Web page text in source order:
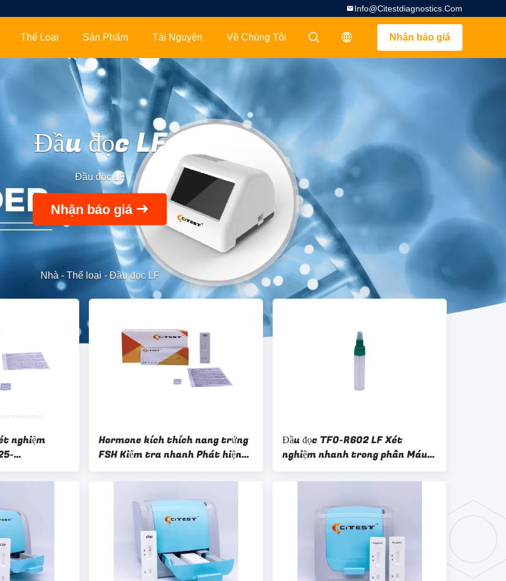
Info@citestdiagnostics.com
Nhận báo giá
Thể Loại Sản Phẩm Tài Nguyên Về Chúng Tôi
Đầu đọc LF
Đầu đọc LF
Nhận báo giá
Nhà - Thể loại - Đầu đọc LF
nghiệm
tay Máu
Hormone kích thích nang trứng
FSH Kiểm tra nhanh Phát hiện
bán định lượng
Đầu đọc TFO-R602 LF Xét
nghiệm nhanh trong phân Máu
huyền bí FOB 50-3000ng / ML